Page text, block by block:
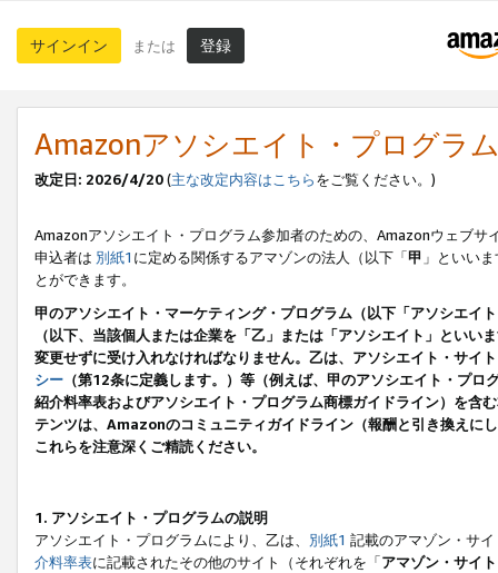
サインイン または 登録
Amazonアソシエイト・プログラ
改定日: 2026/4/20(主な改定内容はこちらをご覧ください。)
Amazonアソシエイト・プログラム参加者のための、Amazonウェブサ
申込者は 別紙1 に定める関係するアマゾンの法人（以下「甲 」といい
とができます。
甲のアソシエイト・マーケティング・プログラム（以下「アソシエイ
（以下、当該個人または企業を「乙」または「アソシエイト」とい
変更せずに受け入れなければなりません。乙は、アソシエイト・サイ
シー （第12条に定義します。）等（例えば、甲のアソシエイト・プ
紹介料率表およびアソシエイト・プログラム商標ガイドライン）を
テンツは、Amazonのコミュニティガイドライン（報酬と引き換えに
これらを注意深くご精読ください。
1. アソシエイト・プログラムの説明
アソシエイト・プログラムにより、乙は、 別紙1 記載のアマゾン・サ
介料率表に記載されたその他のサイト（それぞれを「アマゾン・サイト